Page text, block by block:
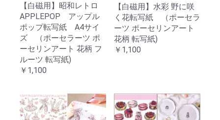
【白磁用】昭和レトロ
APPLEPOP アップル
ポップ転写紙 A4サイ
ズ （ポーセラーツ ポ
ーセリンアート 花柄 フ
ルーツ 転写紙)
￥1,100
【白磁用】水彩 野に咲
く花転写紙 （ポーセラ
ーツ ポーセリンアート
花柄 転写紙)
￥1,100